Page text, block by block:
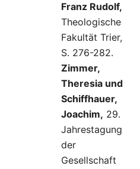
Franz Rudolf,
Theologische
Fakultät Trier,
S. 276-282.
Zimmer,
Theresia und
Schiffhauer,
Joachim, 29.
Jahrestagung
der
Gesellschaft